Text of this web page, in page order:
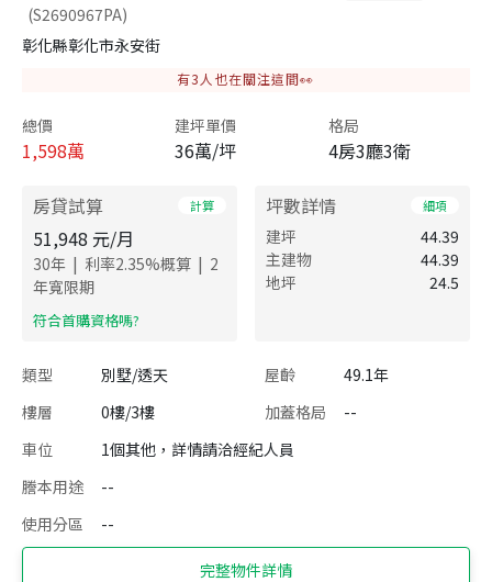
(S2690967PA)
彰化縣彰化市永安街
有3 人也在關注這間👀
總價
1,598萬
建坪單價
36萬/坪
格局
4房3廳3衛
房貸試算 計算
51,948 元/月
30年 | 利率2.35%概算 | 2
年寬限期
​符合首購資格嗎?
坪數詳情 細項
建坪
44.39
主建物
44.39
地坪
24.5
類型 別墅/透天 屋齡
49.1年
樓層
0樓/3樓 加蓋格局
--
車位
1個其他，詳情請洽經紀人員
謄本用途
--
使用分區
--
完整物件詳情